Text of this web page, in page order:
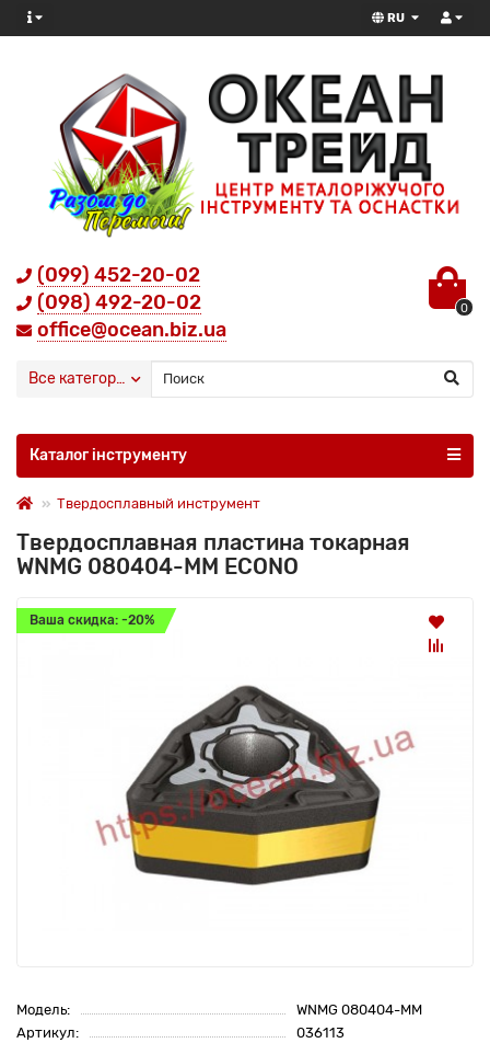
RU
(099) 452-20-02
(098) 492-20-02
office@ocean.biz.ua
0
Все категории
Каталог інструменту
Твердосплавный инструмент
Твердосплавная пластина токарная
WNMG 080404-MM ECONO
Ваша скидка: -20%
Модель:
WNMG 080404-MM
Артикул:
036113